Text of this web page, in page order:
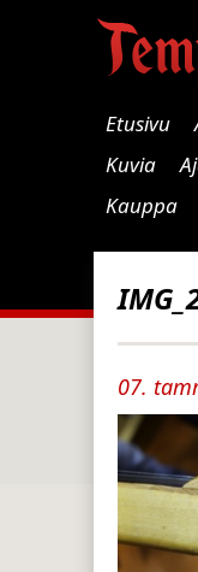
Etusivu
Kuvia
Kauppa
07.